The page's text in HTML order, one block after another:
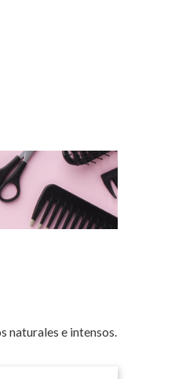
naturales e intensos.